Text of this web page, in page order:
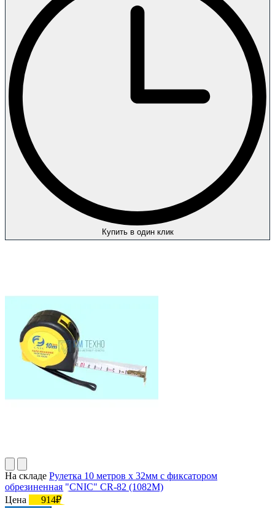
Купить в один клик
На складе Рулетка 10 метров х 32мм с фиксатором
обрезиненная "CNIC" CR-82 (1082М)
Цена
914₽